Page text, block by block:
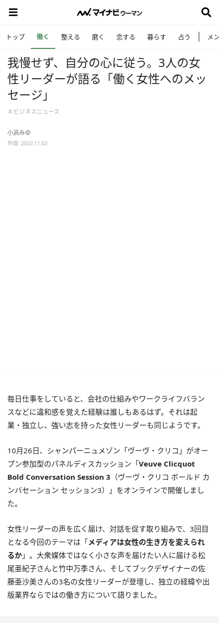
トップ 働く 整える 磨く 恋する 暮らす 占う メ
我慢せず、自分の心に従う。3人の女
性リーダーが語る「働く女性へのメッ
セージ」
＃ビジネスニュース
小浜みゆ
作成: 2022.11.02
毎日仕事をしていると、会社の仕組みやワークライフバラン
スなどに違和感を覚えた経験は誰しもあるはず。それは起
業・独立し、強い志を持った女性リーダーも同じようです。
10月26日、シャンパーニュメゾン「ヴーヴ・クリコ」がオー
プン参加型のパネルディスカッション「Veuve Clicquot
Bold Conversation Session 3 （ヴーヴ・クリコ ボールド カ
ンバセーション セッション3）」をオンラインで開催しまし
た。
女性リーダーの声を広く届け、対話を促す取り組みで、3回目
となる今回のテーマは「メディアは女性の生き方を変えられ
るか 」。大衆媒体ではなく小さな声を届けたい人に届ける松
尾亜紀子さんと竹中万季さん、そしてブックデザイナーの佐
藤亜沙美さんの3名の女性リーダーが登壇し、独立の経緯や出
版業界ならではの働き方について語りました。